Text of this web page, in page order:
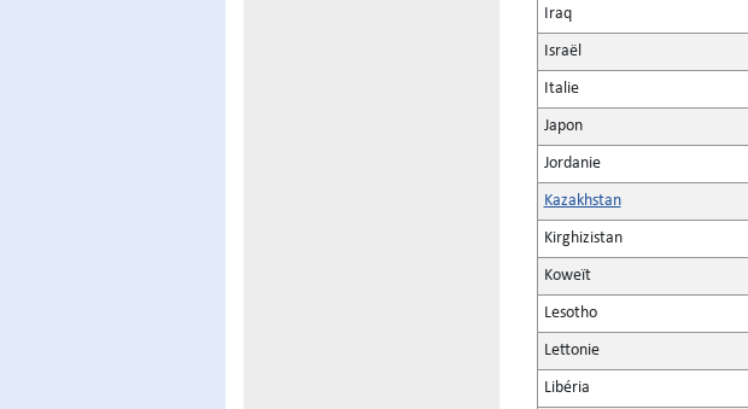
Iraq
Israël
Italie
Japon
Jordanie
Kazakhstan
Kirghizistan
Koweït
Lesotho
Lettonie
Libéria